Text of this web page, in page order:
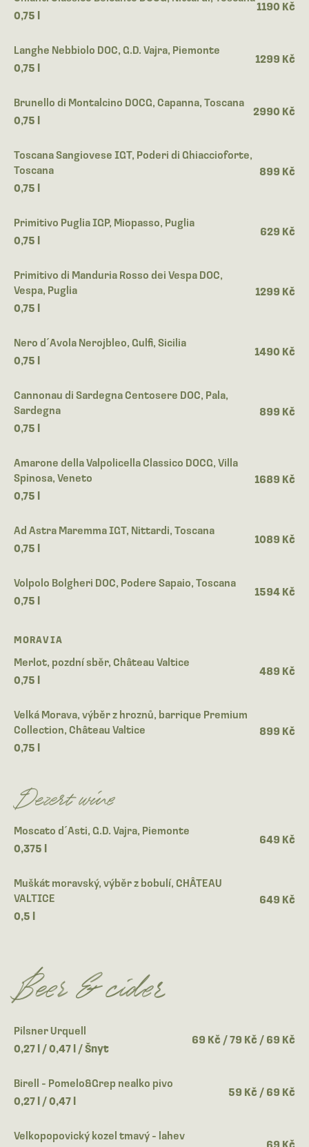
0,75 l
1190 Kč
Langhe Nebbiolo DOC, G.D. Vajra, Piemonte
0,75 l
1299 Kč
Brunello di Montalcino DOCG, Capanna, Toscana
0,75 l
2990 Kč
Toscana Sangiovese IGT, Poderi di Ghiaccioforte,
Toscana
0,75 l
899 Kč
Primitivo Puglia IGP, Miopasso, Puglia
0,75 l
629 Kč
Primitivo di Manduria Rosso dei Vespa DOC,
Vespa, Puglia
0,75 l
1299 Kč
Nero d´Avola Nerojbleo, Gulfi, Sicilia
0,75 l
1490 Kč
Cannonau di Sardegna Centosere DOC, Pala,
Sardegna
0,75 l
899 Kč
Amarone della Valpolicella Classico DOCG, Villa
Spinosa, Veneto
0,75 l
1689 Kč
Ad Astra Maremma IGT, Nittardi, Toscana
0,75 l
1089 Kč
Volpolo Bolgheri DOC, Podere Sapaio, Toscana
0,75 l
1594 Kč
MORAVIA
Merlot, pozdní sběr, Château Valtice
0,75 l
489 Kč
Velká Morava, výběr z hroznů, barrique Premium
Collection, Château Valtice
0,75 l
899 Kč
Dezert wine
Moscato d´Asti, G.D. Vajra, Piemonte
0,375 l
649 Kč
Muškát moravský, výběr z bobulí, CHÂTEAU
VALTICE
0,5 l
649 Kč
Beer & cider
Pilsner Urquell
0,27 l / 0,47 l / Šnyt
69 Kč / 79 Kč / 69 Kč
Birell - Pomelo&Grep nealko pivo
0,27 l / 0,47 l
59 Kč / 69 Kč
Velkopopovický kozel tmavý - lahev
69 Kč